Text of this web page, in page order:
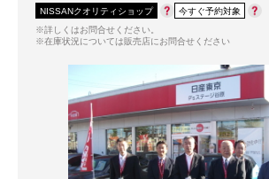
NISSANクオリティショップ
今すぐ予約対象
※詳しくはお問合せください。
※在庫状況については販売店にお問合せください